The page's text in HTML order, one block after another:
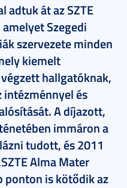
adtuk át az SZTE
Szegedi
szervezete minden
kiemelt
hallgatóknak,
intézménnyel és
A díjazott,
immáron a
tudott, és 2011
Alma Mater
ponton is kötődik az